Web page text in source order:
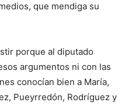
que mendiga su
porque al diputado
argumentos ni con las
conocían bien a María,
Pueyrredón, Rodríguez y